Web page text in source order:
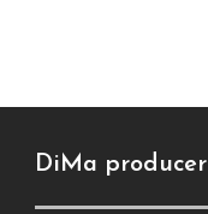
DiMa producer